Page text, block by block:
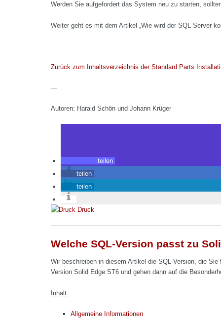
Werden Sie aufgefordert das System neu zu starten,
Weiter geht es mit dem Artikel „Wie wird der SQL Server
Zurück zum Inhaltsverzeichnis der Standard Parts
—
Autoren: Harald Schön und Johann Krüger
teilen
teilen
teilen
Druck
Welche SQL-Version passt zu
Wir beschreiben in diesem Artikel die SQL-Version, die
Version Solid Edge ST6 und gehen dann auf die
Inhalt:
Allgemeine Informationen